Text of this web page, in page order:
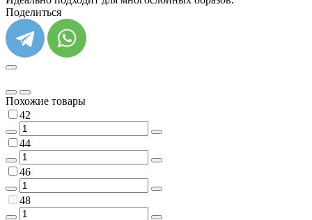
Поделиться
Похожие товары
42
44
46
48